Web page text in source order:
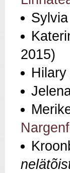
Sylvia
2015)